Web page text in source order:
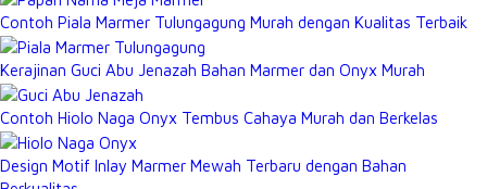
Contoh Piala Marmer Tulungagung Murah dengan Kualitas Terbaik
Kerajinan Guci Abu Jenazah Bahan Marmer dan Onyx Murah
Contoh Hiolo Naga Onyx Tembus Cahaya Murah dan Berkelas
Design Motif Inlay Marmer Mewah Terbaru dengan Bahan